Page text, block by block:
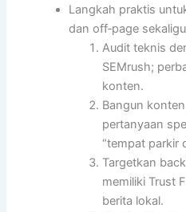
Langkah praktis
dan off‑page
Audit teknis
SEMrush;
konten.
Bangun
pertanyaan
“tempat parkir
Targetkan
memiliki Trust
berita lokal.